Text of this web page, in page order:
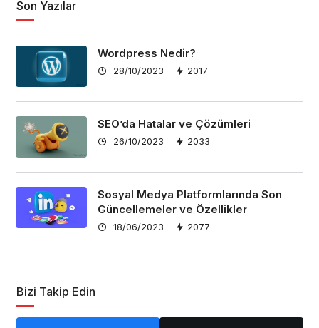
Son Yazılar
Wordpress Nedir?
28/10/2023 2017
SEO’da Hatalar ve Çözümleri
26/10/2023 2033
Sosyal Medya Platformlarında Son
Güncellemeler ve Özellikler
18/06/2023 2077
Bizi Takip Edin